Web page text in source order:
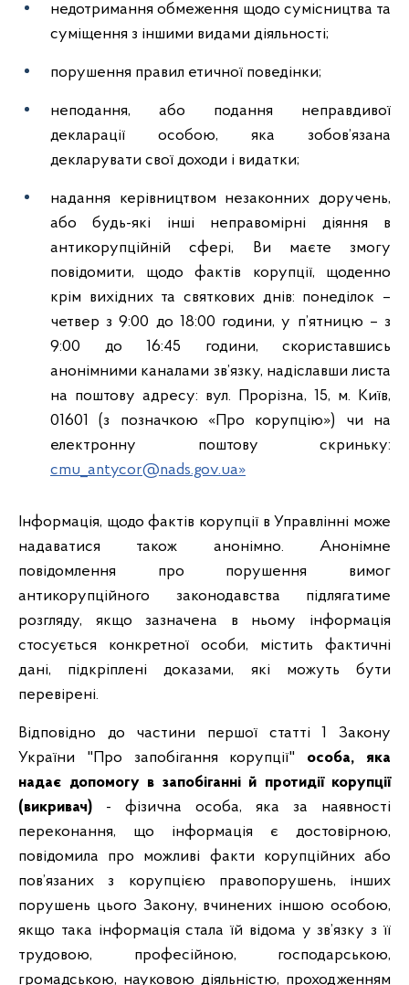
недотримання обмеження щодо сумісництва та
суміщення з іншими видами діяльності;
порушення правил етичної поведінки;
неподання, або подання неправдивої
декларації особою, яка зобов’язана
декларувати свої доходи і видатки;
надання керівництвом незаконних доручень,
або будь-які інші неправомірні діяння в
антикорупційній сфері, Ви маєте змогу
повідомити, щодо фактів корупції, щоденно
крім вихідних та святкових днів: понеділок –
четвер з 9:00 до 18:00 години, у п’ятницю – з
9:00 до 16:45 години, скориставшись
анонімними каналами зв’язку, надіславши листа
на поштову адресу: вул. Прорізна, 15, м. Київ,
01601 (з позначкою «Про корупцію») чи на
електронну поштову скриньку:
cmu_antycor@nads.gov.ua»
Інформація, щодо фактів корупції в Управлінні може
надаватися також анонімно. Анонімне
повідомлення про порушення вимог
антикорупційного законодавства підлягатиме
розгляду, якщо зазначена в ньому інформація
стосується конкретної особи, містить фактичні
дані, підкріплені доказами, які можуть бути
перевірені.
Відповідно до частини першої статті 1 Закону
України "Про запобігання корупції" особа, яка
надає допомогу в запобіганні й протидії корупції
(викривач) - фізична особа, яка за наявності
переконання, що інформація є достовірною,
повідомила про можливі факти корупційних або
пов’язаних з корупцією правопорушень, інших
порушень цього Закону, вчинених іншою особою,
якщо така інформація стала їй відома у зв’язку з її
трудовою, професійною, господарською,
громадською, науковою діяльністю, проходженням